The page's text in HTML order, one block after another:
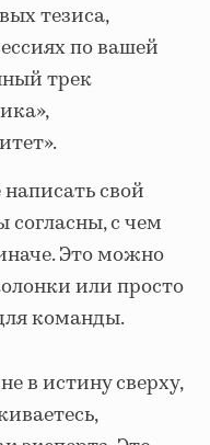
тезиса,
по вашей
трек
свой
с чем
Это можно
или просто
команды.
в истину сверху,